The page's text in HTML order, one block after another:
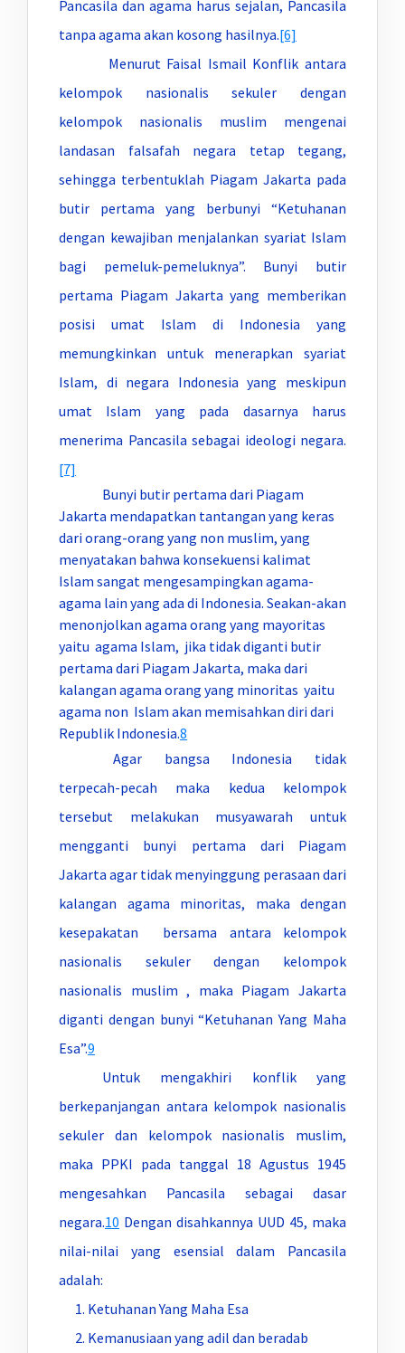
Pancasila dan agama harus sejalan, Pancasila
tanpa agama akan kosong hasilnya.[6]
Menurut Faisal Ismail Konflik antara
kelompok nasionalis sekuler dengan
kelompok nasionalis muslim mengenai
landasan falsafah negara tetap tegang,
sehingga terbentuklah Piagam Jakarta pada
butir pertama yang berbunyi “Ketuhanan
dengan kewajiban menjalankan syariat Islam
bagi pemeluk-pemeluknya”. Bunyi butir
pertama Piagam Jakarta yang memberikan
posisi umat Islam di Indonesia yang
memungkinkan untuk menerapkan syariat
Islam, di negara Indonesia yang meskipun
umat Islam yang pada dasarnya harus
menerima Pancasila sebagai ideologi negara.
[7]
Bunyi butir pertama dari Piagam
Jakarta mendapatkan tantangan yang keras
dari orang-orang yang non muslim, yang
menyatakan bahwa konsekuensi kalimat
Islam sangat mengesampingkan agama-
agama lain yang ada di Indonesia. Seakan-akan
menonjolkan agama orang yang mayoritas
yaitu agama Islam, jika tidak diganti butir
pertama dari Piagam Jakarta, maka dari
kalangan agama orang yang minoritas yaitu
agama non Islam akan memisahkan diri dari
Republik Indonesia.8
Agar bangsa Indonesia tidak
terpecah-pecah maka kedua kelompok
tersebut melakukan musyawarah untuk
mengganti bunyi pertama dari Piagam
Jakarta agar tidak menyinggung perasaan dari
kalangan agama minoritas, maka dengan
kesepakatan bersama antara kelompok
nasionalis sekuler dengan kelompok
nasionalis muslim , maka Piagam Jakarta
diganti dengan bunyi “Ketuhanan Yang Maha
Esa”.9
Untuk mengakhiri konflik yang
berkepanjangan antara kelompok nasionalis
sekuler dan kelompok nasionalis muslim,
maka PPKI pada tanggal 18 Agustus 1945
mengesahkan Pancasila sebagai dasar
negara.10 Dengan disahkannya UUD 45, maka
nilai-nilai yang esensial dalam Pancasila
adalah:
Ketuhanan Yang Maha Esa
Kemanusiaan yang adil dan beradab